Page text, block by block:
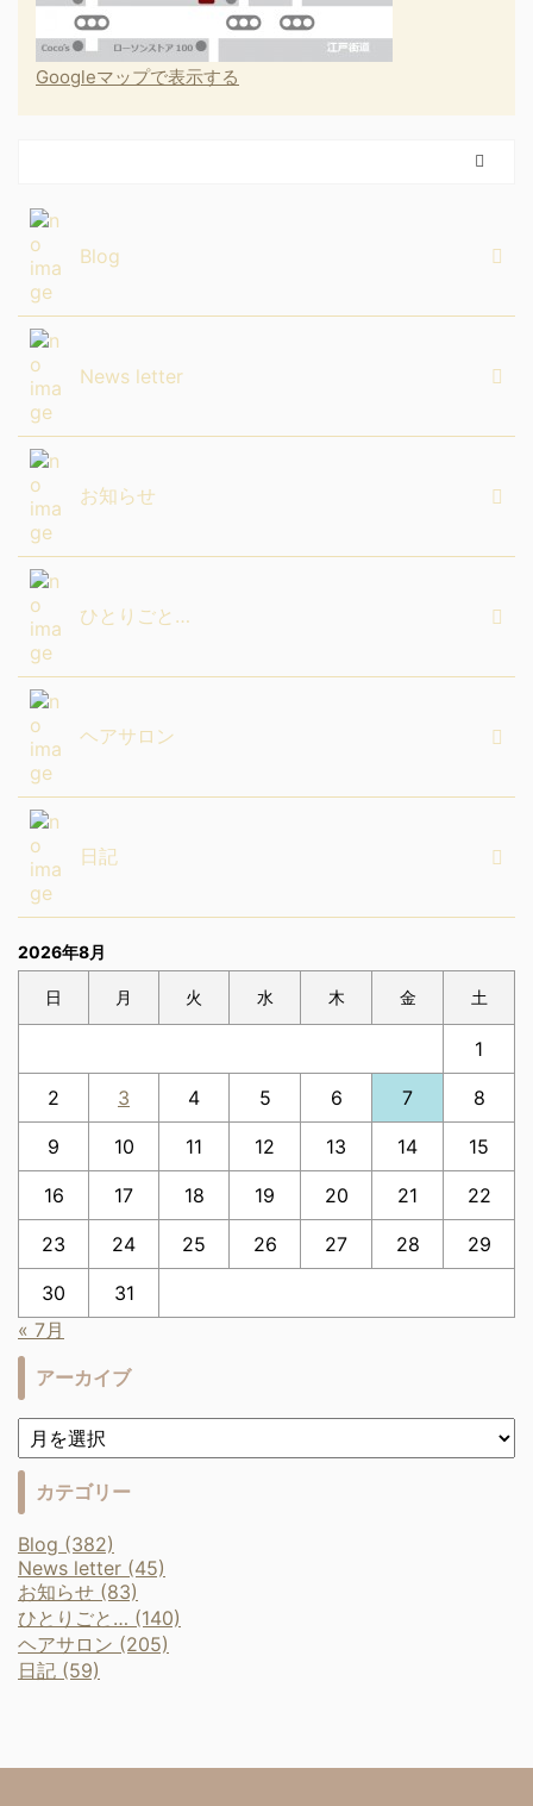
Googleマップで表示する
Blog
News letter
お知らせ
ひとりごと…
ヘアサロン
日記
2026年8月
日 月 火 水 木 金 土
1
2 3 4 5 6 7 8
9 10 11 12 13 14 15
16 17 18 19 20 21 22
23 24 25 26 27 28 29
30
31
« 7月
アーカイブ
カテゴリー
Blog (382)
News letter (45)
お知らせ (83)
ひとりごと… (140)
ヘアサロン (205)
日記 (59)